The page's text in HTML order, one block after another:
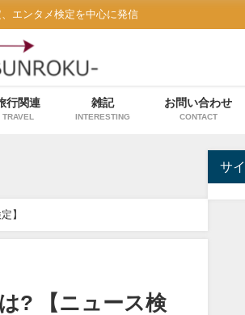
エンタメ検定を中心に発信
行関連
TRAVEL
雑記
INTERESTING
お問い合わせ
CONTACT
】
? 【ニュース検
サ